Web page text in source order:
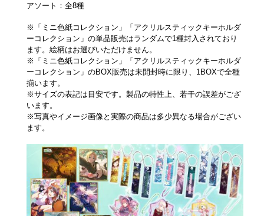
アソート：全8種
※「ミニ色紙コレクション」「アクリルスティックキーホルダ
ーコレクション」の単品販売はランダムで1種封入されており
ます。絵柄はお選びいただけません。
※「ミニ色紙コレクション」「アクリルスティックキーホルダ
ーコレクション」のBOX販売は未開封時に限り、1BOXで全種
揃います。
※サイズの表記は目安です。製品の特性上、若干の誤差がござ
います。
※写真やイメージ画像と実際の商品は多少異なる場合がござい
ます。